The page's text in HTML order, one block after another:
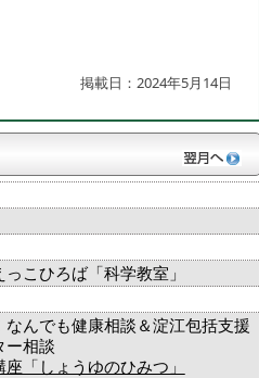
掲載日：2024年5月14日
っこひろば「科学教室」
なんでも健康相談＆淀江包括支援
ー相談
「しょうゆのひみつ」